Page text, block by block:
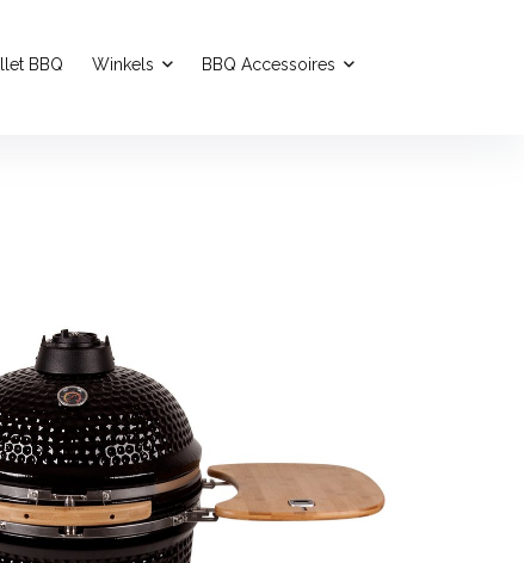
BBQ Winkels BBQ Accessoires